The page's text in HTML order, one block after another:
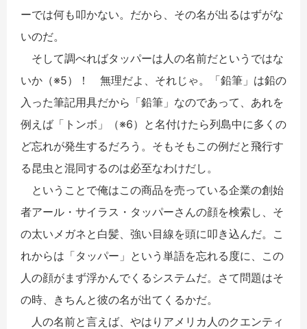
ーでは何も叩かない。だから、その名が出るはずがな
いのだ。
そして調べればタッパーは人の名前だというではな
いか（※5）！ 無理だよ、それじゃ。「鉛筆」は鉛の
入った筆記用具だから「鉛筆」なのであって、あれを
例えば「トンボ」（※6）と名付けたら列島中に多くの
ど忘れが発生するだろう。そもそもこの例だと飛行す
る昆虫と混同するのは必至なわけだし。
ということで俺はこの商品を売っている企業の創始
者アール・サイラス・タッパーさんの顔を検索し、そ
の太いメガネと白髪、強い目線を頭に叩き込んだ。こ
れからは「タッパー」という単語を忘れる度に、この
人の顔がまず浮かんでくるシステムだ。さて問題はそ
の時、きちんと彼の名が出てくるかだ。
人の名前と言えば、やはりアメリカ人のクエンティ